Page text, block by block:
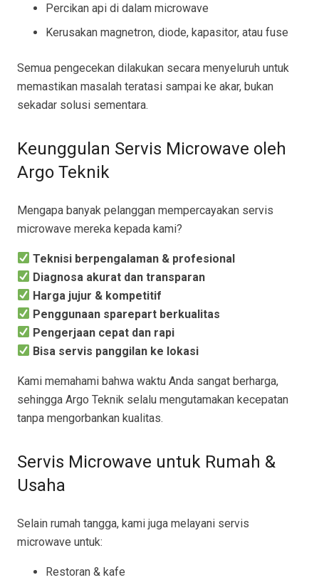
Percikan api di dalam microwave
Kerusakan magnetron, diode, kapasitor, atau fuse
Semua pengecekan dilakukan secara menyeluruh untuk
memastikan masalah teratasi sampai ke akar, bukan
sekadar solusi sementara.
Keunggulan Servis Microwave oleh
Argo Teknik
Mengapa banyak pelanggan mempercayakan servis
microwave mereka kepada kami?
Teknisi berpengalaman & profesional
Diagnosa akurat dan transparan
Harga jujur & kompetitif
Penggunaan sparepart berkualitas
Pengerjaan cepat dan rapi
Bisa servis panggilan ke lokasi
Kami memahami bahwa waktu Anda sangat berharga,
sehingga Argo Teknik selalu mengutamakan kecepatan
tanpa mengorbankan kualitas.
Servis Microwave untuk Rumah &
Usaha
Selain rumah tangga, kami juga melayani servis
microwave untuk:
Restoran & kafe